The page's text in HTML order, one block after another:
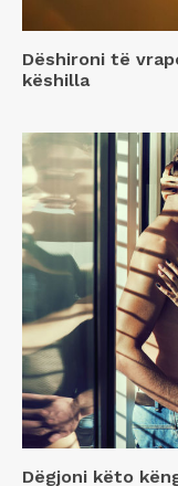
Dëshironi të
këshilla
Dëgjoni këto